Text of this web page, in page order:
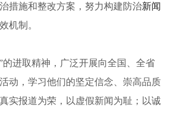
措施和整改方案，努力构建防治新闻
机制。
的进取精神，广泛开展向全国、全省
动，学习他们的坚定信念、崇高品质
实报道为荣，以虚假新闻为耻；以诚